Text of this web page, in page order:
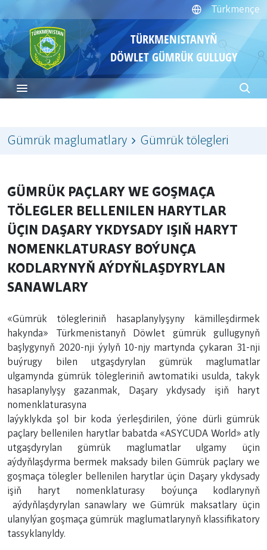
Türkmençe
TÜRKMENISTANYŇ
DÖWLET GÜMRÜK GULLUGY
Gümrük maglumatlary Gümrük tölegleri
GÜMRÜK PAÇLARY WE GOŞMAÇA
TÖLEGLER BELLENILEN HARYTLAR
ÜÇIN DAŞARY YKDYSADY IŞIŇ HARYT
NOMENKLATURASY BOÝUNÇA
KODLARYNYŇ AÝDYŇLAŞDYRYLAN
SANAWLARY
«Gümrük tölegleriniň hasaplanylyşyny kämilleşdirmek
hakynda» Türkmenistanyň Döwlet gümrük gullugynyň
başlygynyň 2020-nji ýylyň 10-njy martynda çykaran 31-nji
buýrugy bilen utgaşdyrylan gümrük maglumatlar
ulgamynda gümrük tölegleriniň awtomatiki usulda, takyk
hasaplanylyşy gazanmak, Daşary ykdysady işiň haryt
nomenklaturasyna
laýyklykda şol bir koda ýerleşdirilen, ýöne dürli gümrük
paçlary bellenilen harytlar babatda «ASYCUDA World» atly
utgaşdyrylan gümrük maglumatlar ulgamy üçin
aýdyňlaşdyrma bermek maksady bilen Gümrük paçlary we
goşmaça tölegler bellenilen harytlar üçin Daşary ykdysady
işiň haryt nomenklaturasy boýunça kodlarynyň
aýdyňlaşdyrylan sanawlary we Gümrük maksatlary üçin
ulanylýan goşmaça gümrük maglumatlarynyň klassifikatory
tassyklanyldy.